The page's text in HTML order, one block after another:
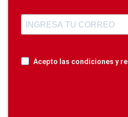
Acepto las condiciones y